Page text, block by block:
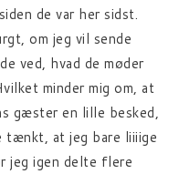
de var her sidst.
om jeg vil sende
ved, hvad de møder
minder mig om, at
gæster en lille besked,
at jeg bare liiiige
jeg igen delte flere